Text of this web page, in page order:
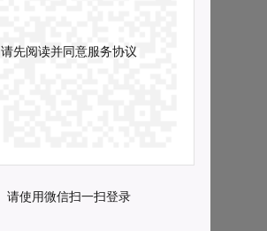
请先阅读并同意服务协议
请使用微信扫一扫登录